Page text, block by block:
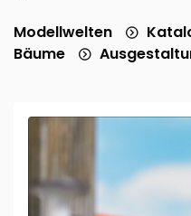
Modellwelten
Bäume